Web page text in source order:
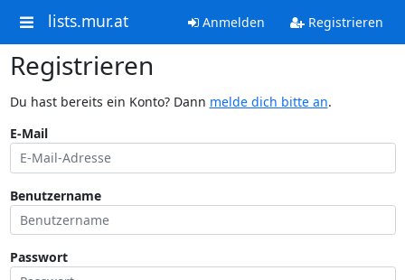
lists.mur.at Anmelden Registrieren
Registrieren
Du hast bereits ein Konto? Dann melde dich bitte an.
E-Mail
Benutzername
Passwort